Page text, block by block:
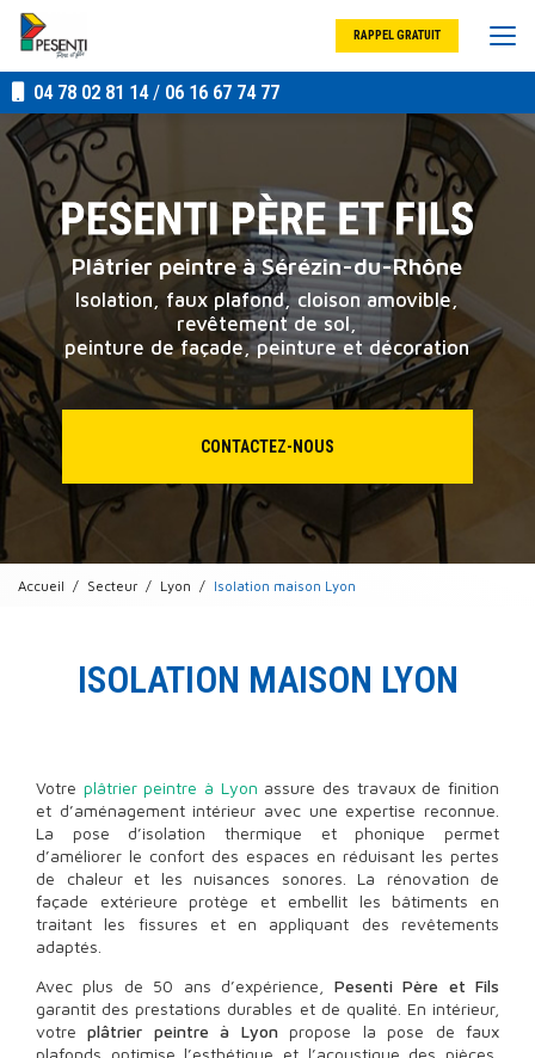
Aller
contenu
principal
04 78 02 81 14/ 06 16 67 74 77
RAPPEL GRATUIT
Plâtrier peintre à Sérézin-du-Rhône
Isolation, faux plafond, cloison amovible,
revêtement de sol,
peinture de façade, peinture et décoration
CONTACTEZ-NOUS
Accueil Secteur Lyon Isolation maison Lyon
ISOLATION MAISON LYON
Votre plâtrier peintre à Lyon assure des travaux de finition
et d’aménagement intérieur avec une expertise reconnue.
La pose d’isolation thermique et phonique permet
d’améliorer le confort des espaces en réduisant les pertes
de chaleur et les nuisances sonores. La rénovation de
façade extérieure protège et embellit les bâtiments en
traitant les fissures et en appliquant des revêtements
adaptés.
Avec plus de 50 ans d’expérience, Pesenti Père et Fils
garantit des prestations durables et de qualité. En intérieur,
votreplâtrier peintre à Lyonpropose la pose de faux